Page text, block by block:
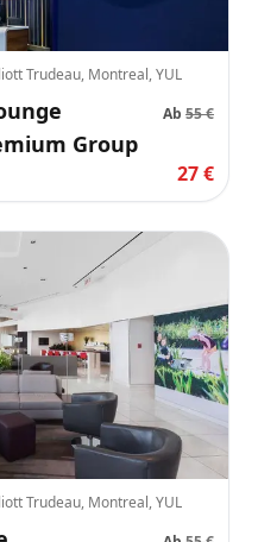
Trudeau, Montreal, YUL
Group
Ab 55 €
27 €
Trudeau, Montreal, YUL